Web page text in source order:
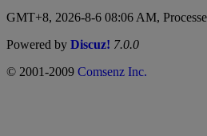
GMT+8, 2026-8-6 08:06 AM,
Powered by Discuz! 7.0.0
© 2001-2009 Comsenz Inc.